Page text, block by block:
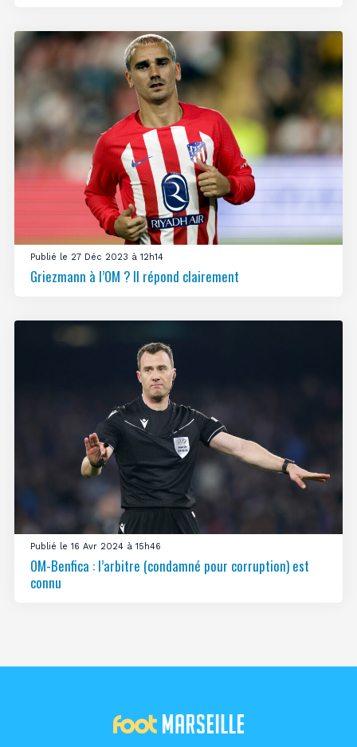
Publié le 27 Déc 2023 à 12h14
Griezmann à l’OM ? Il répond clairement
Publié le 16 Avr 2024 à 15h46
OM-Benfica : l’arbitre (condamné pour corruption) est
connu